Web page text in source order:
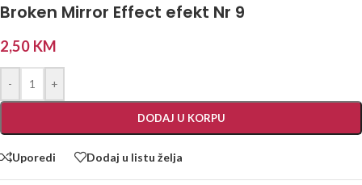
Broken Mirror Effect efekt Nr 9
2,50 KM
- +
DODAJ U KORPU
Uporedi Dodaj u listu želja